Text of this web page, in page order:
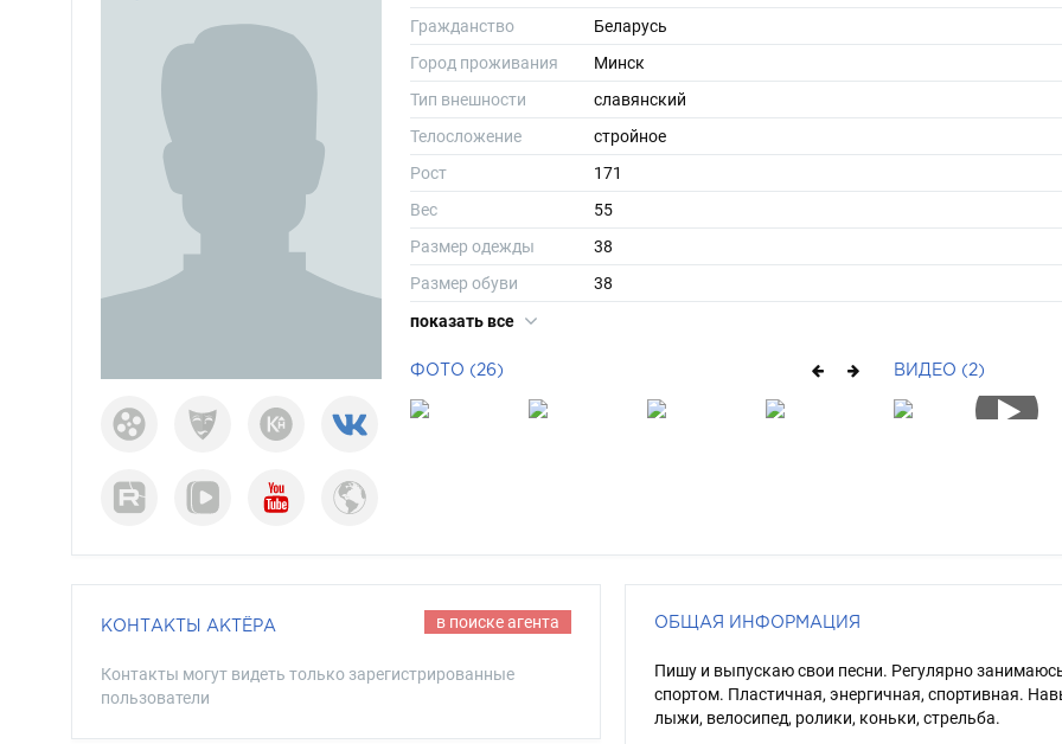
Гражданство
Беларусь
Город проживания
Минск
Тип внешности
славянский
Телосложение
стройное
Рост
171
Вес
55
Размер одежды
38
Размер обуви
38
Длина волос
показать все
ФОТО (26) ВИДЕО (2)
КОНТАКТЫ АКТЁРА в поиске агента
Контакты могут видеть только зарегистрированные
пользователи
ОБЩАЯ ИНФОРМАЦИЯ
Пишу и выпускаю свои песни. Регулярно
спортом. Пластичная, энергичная, спортивная.
лыжи, велосипед, ролики, коньки, стрельба.